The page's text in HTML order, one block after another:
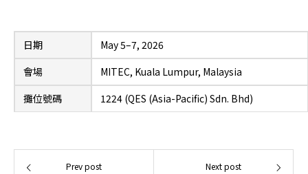
日期
May 5–7, 2026
會場
MITEC, Kuala Lumpur, Malaysia
攤位號碼
1224 (QES (Asia-Pacific) Sdn. Bhd)
Prev post Next post